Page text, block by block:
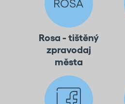
Rosa - tištěný
zpravodaj
města